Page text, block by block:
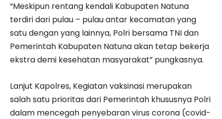
“Meskipun rentang kendali Kabupaten Natuna
terdiri dari pulau – pulau antar kecamatan yang
satu dengan yang lainnya, Polri bersama TNI dan
Pemerintah Kabupaten Natuna akan tetap bekerja
ekstra demi kesehatan masyarakat” pungkasnya.
Lanjut Kapolres, Kegiatan vaksinasi merupakan
salah satu prioritas dari Pemerintah khususnya Polri
dalam mencegah penyebaran virus corona (covid-